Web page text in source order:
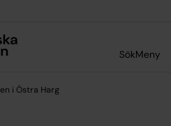
SökMeny
i Östra Harg